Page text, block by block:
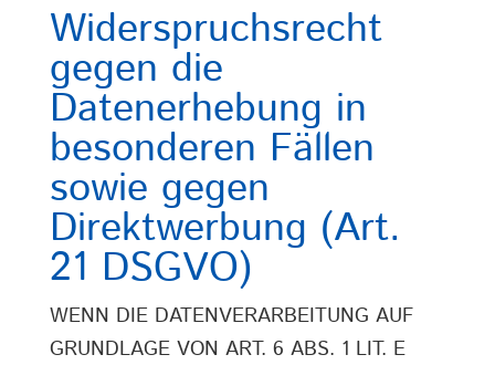
Widerspruchsrecht
gegen die
Datenerhebung in
besonderen Fällen
sowie gegen
Direktwerbung (Art.
21 DSGVO)
WENN DIE DATENVERARBEITUNG AUF
GRUNDLAGE VON ART. 6 ABS. 1 LIT. E